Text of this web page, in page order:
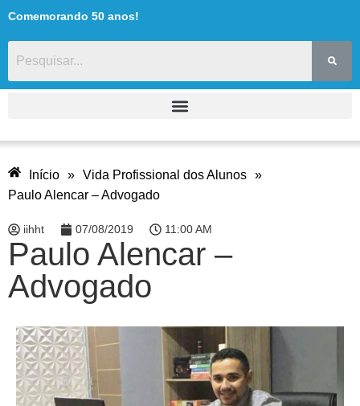
Comemorando 50 anos!
Início » Vida Profissional dos Alunos »
Paulo Alencar – Advogado
iihht 07/08/2019 11:00 AM
Paulo Alencar –
Advogado